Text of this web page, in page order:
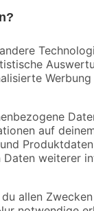
cm
Tür zu
Wand.